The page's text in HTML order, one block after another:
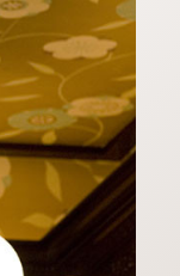
トリ
ップ
アド
バイ
ユー
チュ
ーブ
航空券